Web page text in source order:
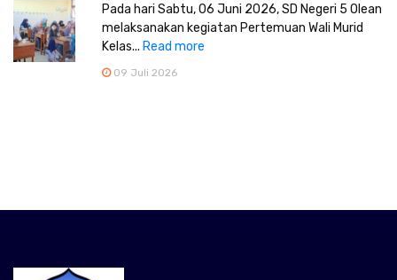
Pada hari Sabtu, 06 Juni 2026, SD Negeri 5 Olean
melaksanakan kegiatan Pertemuan Wali Murid
Kelas... Read more
09 Juli 2026